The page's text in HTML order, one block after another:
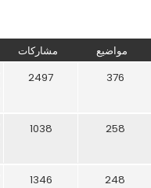
مواضيع مشاركات
376
2497
258
1038
248
1346